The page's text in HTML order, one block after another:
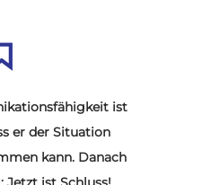
ist
er der Situation
kann. Danach